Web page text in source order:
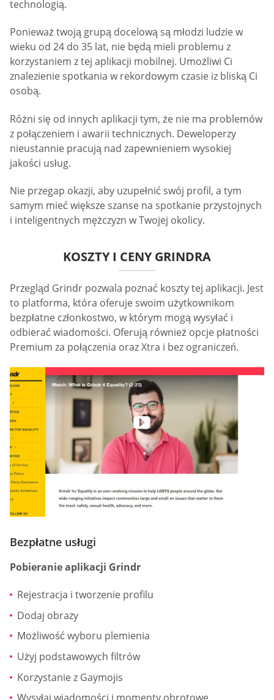
technologią.
Ponieważ twoją grupą docelową są młodzi ludzie w
wieku od 24 do 35 lat, nie będą mieli problemu z
korzystaniem z tej aplikacji mobilnej. Umożliwi Ci
znalezienie spotkania w rekordowym czasie iz bliską Ci
osobą.
Różni się od innych aplikacji tym, że nie ma problemów
z połączeniem i awarii technicznych. Deweloperzy
nieustannie pracują nad zapewnieniem wysokiej
jakości usług.
Nie przegap okazji, aby uzupełnić swój profil, a tym
samym mieć większe szanse na spotkanie przystojnych
i inteligentnych mężczyzn w Twojej okolicy.
KOSZTY I CENY GRINDRA
Przegląd Grindr pozwala poznać koszty tej aplikacji. Jest
to platforma, która oferuje swoim użytkownikom
bezpłatne członkostwo, w którym mogą wysyłać i
odbierać wiadomości. Oferują również opcje płatności
Premium za połączenia oraz Xtra i bez ograniczeń.
Bezpłatne usługi
Pobieranie aplikacji Grindr
Rejestracja i tworzenie profilu
Dodaj obrazy
Możliwość wyboru plemienia
Użyj podstawowych filtrów
Korzystanie z Gaymojis